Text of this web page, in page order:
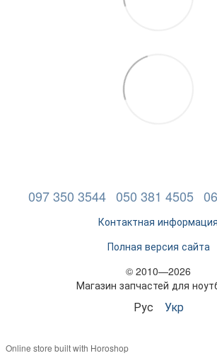
097 350 3544 050 381 4505
Контактная информация
Полная версия сайта
© 2010—2026
Магазин запчастей для
Рус Укр
Online store built with Horoshop